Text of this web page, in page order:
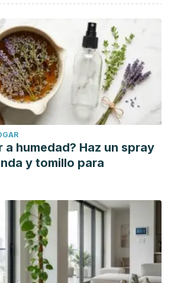
& Amuchástegui Herrera, A. (2009).
significados del malestar
y hombres diagnosticados con
Physis Revista de Saúde Coletiva
, vol. 19
pdf/physis/v19n3/a03v19n3.pdf
García Grau, E. (2010).La Técnica de la
. Universitat de Barcelona.
dspace/handle/2445/12302?
A. & Rojas-Zuasnábar, L. (2016).
Sexología y Sociedad, vol. 22(2).
index.php/
Focalización sensorial y marco
española de sexología
, vol. 170.
download/37358027/
a humedad? Haz un spray
y tomillo para